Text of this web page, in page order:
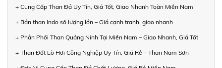
+ Cung Cấp Than Đá Uy Tín, Giá Tốt, Giao Nhanh Toàn Miền Nam
+ Bán than Indo số lượng lớn – Giá cạnh tranh, giao nhanh
+ Phân Phối Than Quảng Ninh Tại Miền Nam – Giao Nhanh, Giá Tốt
+ Than Đốt Lò Hơi Công Nghiệp Uy Tín, Giá Rẻ – Than Nam Sơn